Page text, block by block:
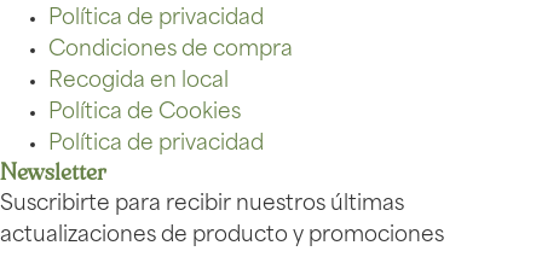
Política de privacidad
Condiciones de compra
Recogida en local
Política de Cookies
Política de privacidad
Newsletter
Suscribirte para recibir nuestros últimas
actualizaciones de producto y promociones